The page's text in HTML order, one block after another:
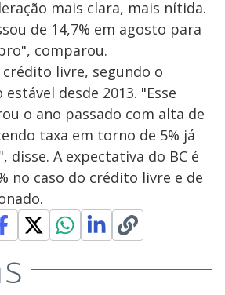
mais clara, mais nítida.
de 14,7% em agosto para
comparou.
crédito livre, segundo o
desde 2013. "Esse
o ano passado com alta de
taxa em torno de 5% já
disse. A expectativa do BC é
no caso do crédito livre e de